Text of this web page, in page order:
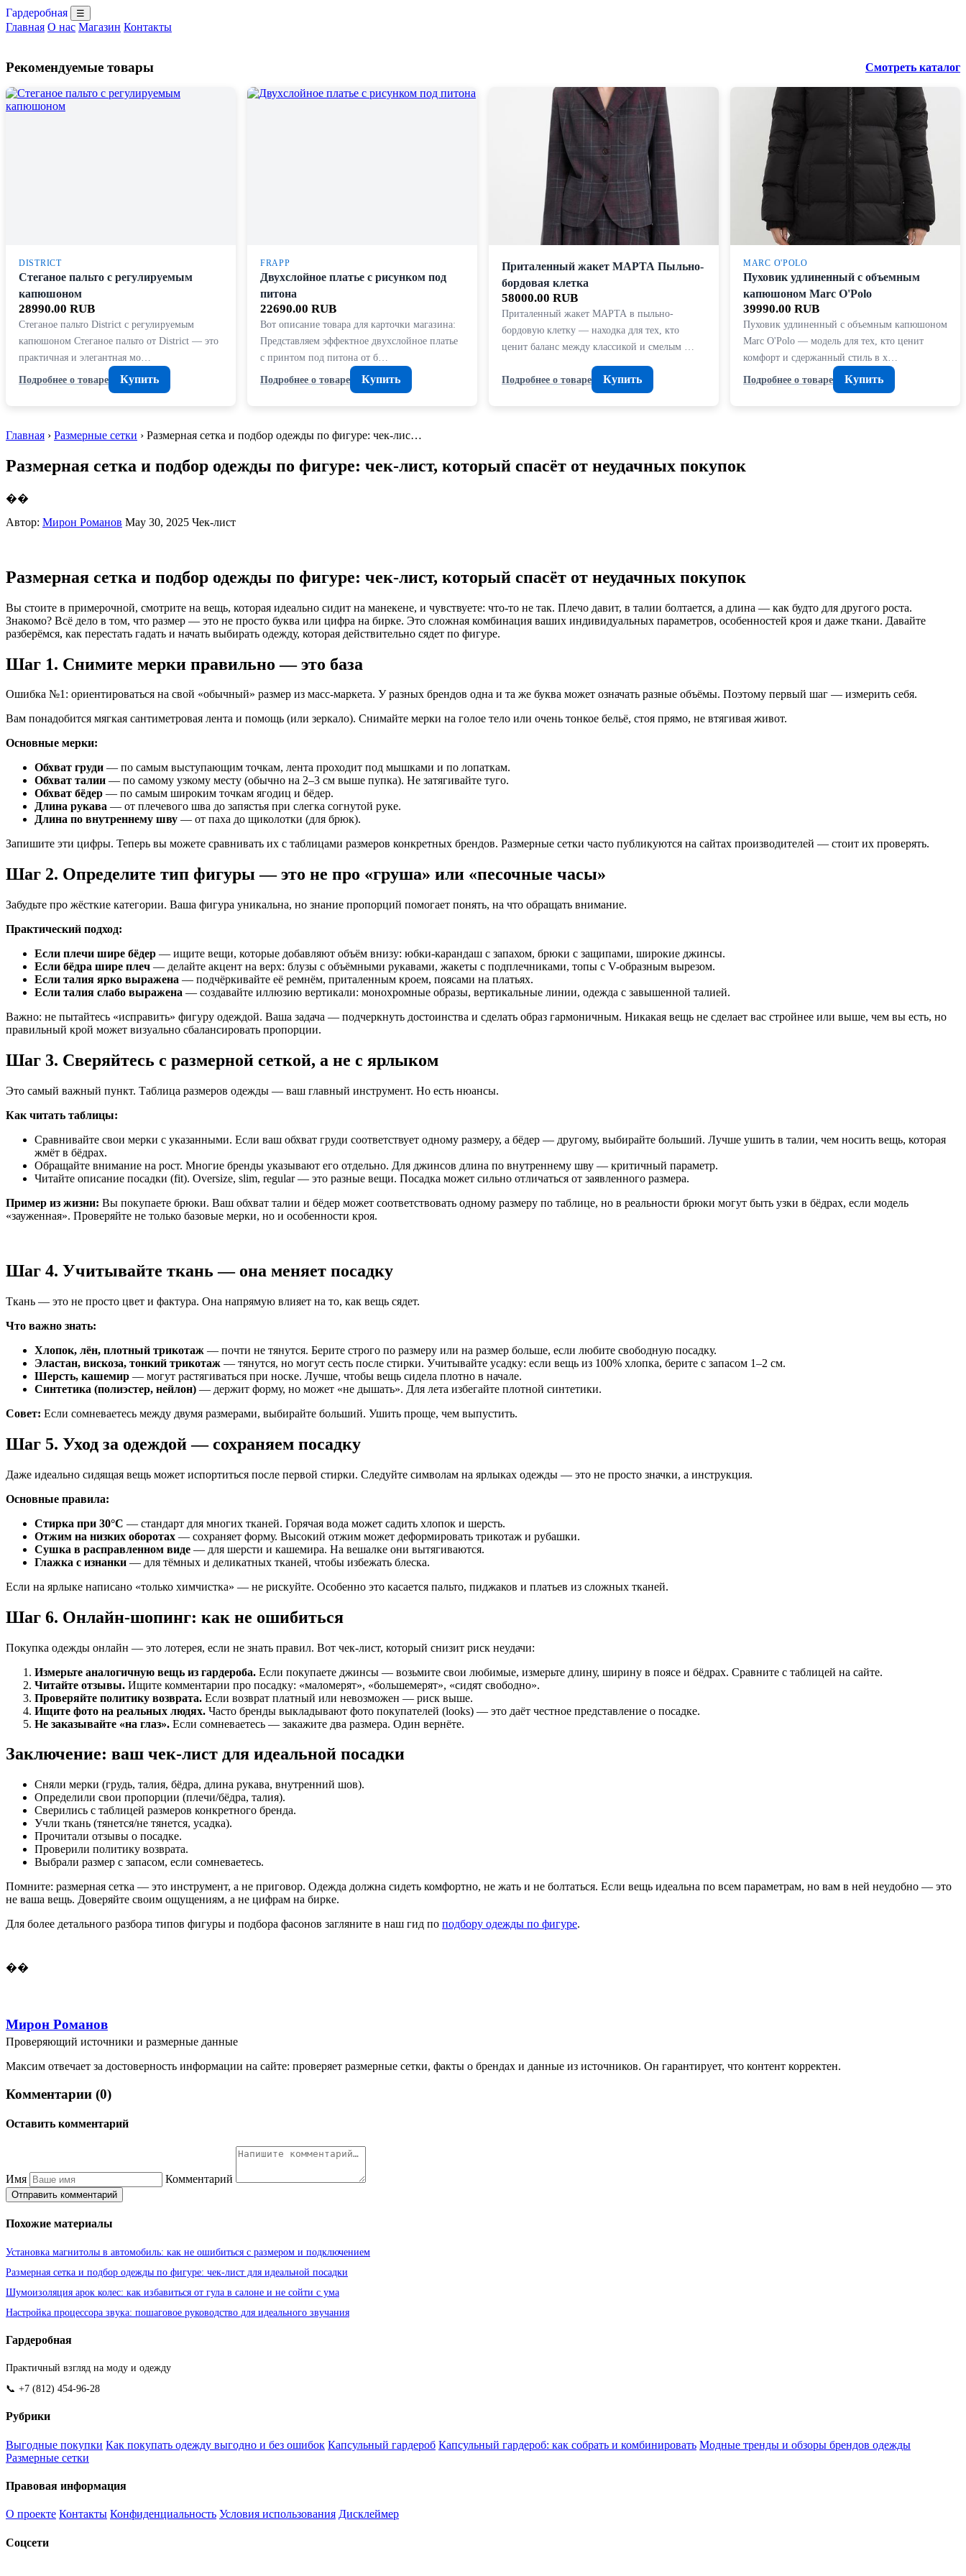
Гардеробная ☰
Главная О нас Магазин Контакты
Рекомендуемые товары Смотреть каталог
DISTRICT
Стеганое пальто с регулируемым
капюшоном
28990.00 RUB
Стеганое пальто District с регулируемым
капюшоном Стеганое пальто от District — это
практичная и элегантная мо…
Подробнее о товаре
Купить
FRAPP
Двухслойное платье с рисунком под
питона
22690.00 RUB
Вот описание товара для карточки магазина:
Представляем эффектное двухслойное платье
с принтом под питона от б…
Подробнее о товаре
Купить
Приталенный жакет МАРТА Пыльно-
бордовая клетка
58000.00 RUB
Приталенный жакет МАРТА в пыльно-
бордовую клетку — находка для тех, кто
ценит баланс между классикой и смелым …
Подробнее о товаре Купить
MARC O'POLO
Пуховик удлиненный с объемным
капюшоном Marc O'Polo
39990.00 RUB
Пуховик удлиненный с объемным капюшоном
Marc O'Polo — модель для тех, кто ценит
комфорт и сдержанный стиль в х…
Подробнее о товаре
Купить
Главная › Размерные сетки › Размерная сетка и подбор одежды по фигуре: чек-лис…
Размерная сетка и подбор одежды по фигуре: чек-лист, который спасёт от неудачных покупок
��
Автор: Мирон Романов May 30, 2025 Чек-лист
Размерная сетка и подбор одежды по фигуре: чек-лист, который спасёт от неудачных покупок
Вы стоите в примерочной, смотрите на вещь, которая идеально сидит на манекене, и чувствуете: что-то не так. Плечо давит, в талии болтается, а длина — как будто для другого роста.
Знакомо? Всё дело в том, что размер — это не просто буква или цифра на бирке. Это сложная комбинация ваших индивидуальных параметров, особенностей кроя и даже ткани. Давайте
разберёмся, как перестать гадать и начать выбирать одежду, которая действительно сядет по фигуре.
Шаг 1. Снимите мерки правильно — это база
Ошибка №1: ориентироваться на свой «обычный» размер из масс-маркета. У разных брендов одна и та же буква может означать разные объёмы. Поэтому первый шаг — измерить себя.
Вам понадобится мягкая сантиметровая лента и помощь (или зеркало). Снимайте мерки на голое тело или очень тонкое бельё, стоя прямо, не втягивая живот.
Основные мерки:
Обхват груди — по самым выступающим точкам, лента проходит под мышками и по лопаткам.
Обхват талии — по самому узкому месту (обычно на 2–3 см выше пупка). Не затягивайте туго.
Обхват бёдер — по самым широким точкам ягодиц и бёдер.
Длина рукава — от плечевого шва до запястья при слегка согнутой руке.
Длина по внутреннему шву — от паха до щиколотки (для брюк).
Запишите эти цифры. Теперь вы можете сравнивать их с таблицами размеров конкретных брендов. Размерные сетки часто публикуются на сайтах производителей — стоит их проверять.
Шаг 2. Определите тип фигуры — это не про «груша» или «песочные часы»
Забудьте про жёсткие категории. Ваша фигура уникальна, но знание пропорций помогает понять, на что обращать внимание.
Практический подход:
Если плечи шире бёдер — ищите вещи, которые добавляют объём внизу: юбки-карандаш с запахом, брюки с защипами, широкие джинсы.
Если бёдра шире плеч — делайте акцент на верх: блузы с объёмными рукавами, жакеты с подплечниками, топы с V-образным вырезом.
Если талия ярко выражена — подчёркивайте её ремнём, приталенным кроем, поясами на платьях.
Если талия слабо выражена — создавайте иллюзию вертикали: монохромные образы, вертикальные линии, одежда с завышенной талией.
Важно: не пытайтесь «исправить» фигуру одеждой. Ваша задача — подчеркнуть достоинства и сделать образ гармоничным. Никакая вещь не сделает вас стройнее или выше, чем вы есть, но
правильный крой может визуально сбалансировать пропорции.
Шаг 3. Сверяйтесь с размерной сеткой, а не с ярлыком
Это самый важный пункт. Таблица размеров одежды — ваш главный инструмент. Но есть нюансы.
Как читать таблицы:
Сравнивайте свои мерки с указанными. Если ваш обхват груди соответствует одному размеру, а бёдер — другому, выбирайте больший. Лучше ушить в талии, чем носить вещь, которая
жмёт в бёдрах.
Обращайте внимание на рост. Многие бренды указывают его отдельно. Для джинсов длина по внутреннему шву — критичный параметр.
Читайте описание посадки (fit). Oversize, slim, regular — это разные вещи. Посадка может сильно отличаться от заявленного размера.
Пример из жизни: Вы покупаете брюки. Ваш обхват талии и бёдер может соответствовать одному размеру по таблице, но в реальности брюки могут быть узки в бёдрах, если модель
«зауженная». Проверяйте не только базовые мерки, но и особенности кроя.
Шаг 4. Учитывайте ткань — она меняет посадку
Ткань — это не просто цвет и фактура. Она напрямую влияет на то, как вещь сядет.
Что важно знать:
Хлопок, лён, плотный трикотаж — почти не тянутся. Берите строго по размеру или на размер больше, если любите свободную посадку.
Эластан, вискоза, тонкий трикотаж — тянутся, но могут сесть после стирки. Учитывайте усадку: если вещь из 100% хлопка, берите с запасом 1–2 см.
Шерсть, кашемир — могут растягиваться при носке. Лучше, чтобы вещь сидела плотно в начале.
Синтетика (полиэстер, нейлон) — держит форму, но может «не дышать». Для лета избегайте плотной синтетики.
Совет: Если сомневаетесь между двумя размерами, выбирайте больший. Ушить проще, чем выпустить.
Шаг 5. Уход за одеждой — сохраняем посадку
Даже идеально сидящая вещь может испортиться после первой стирки. Следуйте символам на ярлыках одежды — это не просто значки, а инструкция.
Основные правила:
Стирка при 30°C — стандарт для многих тканей. Горячая вода может садить хлопок и шерсть.
Отжим на низких оборотах — сохраняет форму. Высокий отжим может деформировать трикотаж и рубашки.
Сушка в расправленном виде — для шерсти и кашемира. На вешалке они вытягиваются.
Глажка с изнанки — для тёмных и деликатных тканей, чтобы избежать блеска.
Если на ярлыке написано «только химчистка» — не рискуйте. Особенно это касается пальто, пиджаков и платьев из сложных тканей.
Шаг 6. Онлайн-шопинг: как не ошибиться
Покупка одежды онлайн — это лотерея, если не знать правил. Вот чек-лист, который снизит риск неудачи:
Измерьте аналогичную вещь из гардероба. Если покупаете джинсы — возьмите свои любимые, измерьте длину, ширину в поясе и бёдрах. Сравните с таблицей на сайте.
Читайте отзывы. Ищите комментарии про посадку: «маломерят», «большемерят», «сидят свободно».
Проверяйте политику возврата. Если возврат платный или невозможен — риск выше.
Ищите фото на реальных людях. Часто бренды выкладывают фото покупателей (looks) — это даёт честное представление о посадке.
Не заказывайте «на глаз». Если сомневаетесь — закажите два размера. Один вернёте.
Заключение: ваш чек-лист для идеальной посадки
Сняли мерки (грудь, талия, бёдра, длина рукава, внутренний шов).
Определили свои пропорции (плечи/бёдра, талия).
Сверились с таблицей размеров конкретного бренда.
Учли ткань (тянется/не тянется, усадка).
Прочитали отзывы о посадке.
Проверили политику возврата.
Выбрали размер с запасом, если сомневаетесь.
Помните: размерная сетка — это инструмент, а не приговор. Одежда должна сидеть комфортно, не жать и не болтаться. Если вещь идеальна по всем параметрам, но вам в ней неудобно — это
не ваша вещь. Доверяйте своим ощущениям, а не цифрам на бирке.
Для более детального разбора типов фигуры и подбора фасонов загляните в наш гид по подбору одежды по фигуре.
��
Мирон Романов
Проверяющий источники и размерные данные
Максим отвечает за достоверность информации на сайте: проверяет размерные сетки, факты о брендах и данные из источников. Он гарантирует, что контент корректен.
Комментарии (0)
Оставить комментарий
Имя Комментарий
Отправить комментарий
Похожие материалы
Установка магнитолы в автомобиль: как не ошибиться с размером и подключением
Размерная сетка и подбор одежды по фигуре: чек-лист для идеальной посадки
Шумоизоляция арок колес: как избавиться от гула в салоне и не сойти с ума
Настройка процессора звука: пошаговое руководство для идеального звучания
Гардеробная
Практичный взгляд на моду и одежду
📞 +7 (812) 454-96-28
Рубрики
Выгодные покупки Как покупать одежду выгодно и без ошибок Капсульный гардероб Капсульный гардероб: как собрать и комбинировать Модные тренды и обзоры брендов одежды
Размерные сетки
Правовая информация
О проекте Контакты Конфиденциальность Условия использования Дисклеймер
Соцсети